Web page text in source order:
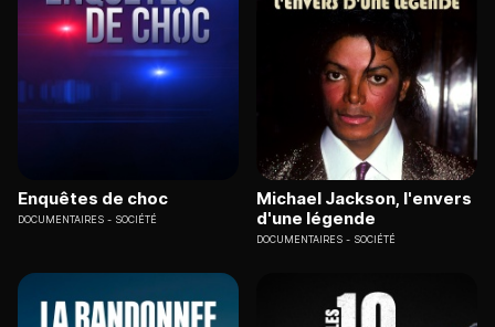
Enquêtes de choc
DOCUMENTAIRES SOCIÉTÉ
Michael Jackson, l'envers
d'une légende
DOCUMENTAIRES SOCIÉTÉ